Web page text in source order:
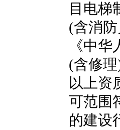
目电梯
(含消
《中
(含修
以上资
可范围
的建设